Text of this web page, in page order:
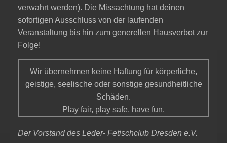
verwahrt werden). Die Missachtung hat deinen
sofortigen Ausschluss von der laufenden
Veranstaltung bis hin zum generellen Hausverbot zur
Folge!
Wir übernehmen keine Haftung für körperliche,
geistige, seelische oder sonstige gesundheitliche
Schäden.
Play fair, play safe, have fun.
Der Vorstand des Leder- Fetischclub Dresden e.V.